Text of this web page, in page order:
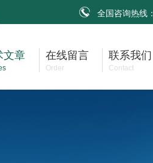
全国咨询热线：
文章 在线留言
Order
联系我们
Contact